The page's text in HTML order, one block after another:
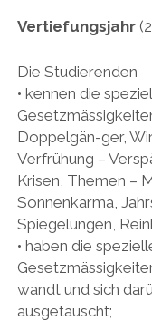
Vertiefungsjahr
Die Studierenden
• kennen die
Doppelgän-ger,
Verfrühung –
Krisen, Themen –
Sonnenkarma,
Spiegelungen,
• haben die
wandt und sich
ausgetauscht;